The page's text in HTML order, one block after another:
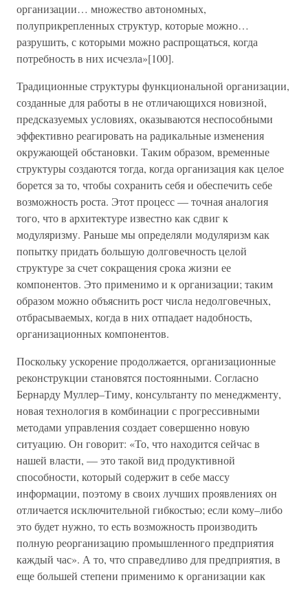
организации… множество автономных,
полуприкрепленных структур, которые можно…
разрушить, с которыми можно распрощаться, когда
потребность в них исчезла»[100].
Традиционные структуры функциональной организации,
созданные для работы в не отличающихся новизной,
предсказуемых условиях, оказываются неспособными
эффективно реагировать на радикальные изменения
окружающей обстановки. Таким образом, временные
структуры создаются тогда, когда организация как целое
борется за то, чтобы сохранить себя и обеспечить себе
возможность роста. Этот процесс — точная аналогия
того, что в архитектуре известно как сдвиг к
модуляризму. Раньше мы определяли модуляризм как
попытку придать большую долговечность целой
структуре за счет сокращения срока жизни ее
компонентов. Это применимо и к организации; таким
образом можно объяснить рост числа недолговечных,
отбрасываемых, когда в них отпадает надобность,
организационных компонентов.
Поскольку ускорение продолжается, организационные
реконструкции становятся постоянными. Согласно
Бернарду Муллер–Тиму, консультанту по менеджменту,
новая технология в комбинации с прогрессивными
методами управления создает совершенно новую
ситуацию. Он говорит: «То, что находится сейчас в
нашей власти, — это такой вид продуктивной
способности, который содержит в себе массу
информации, поэтому в своих лучших проявлениях он
отличается исключительной гибкостью; если кому–либо
это будет нужно, то есть возможность производить
полную реорганизацию промышленного предприятия
каждый час». А то, что справедливо для предприятия, в
еще большей степени применимо к организации как